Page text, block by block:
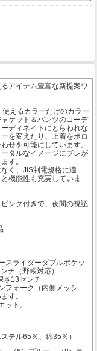
アイテム豊富な新提案ワ
えるカラーだけのカラー
ケット＆パンツのコーデ
ディネイトにとらわれな
を変えたり、上着をポロ
せを可能にしています。
タルなイメージにブレが
す。
く、JIS制電規格に適
機能性も充実していま
ング付きで、夜間の視認
スライダーダブルポケッ
チ（野帳対応）
さ13センチ
フォーク（内側メッシ
す。
ット。
テル65％、綿35％）